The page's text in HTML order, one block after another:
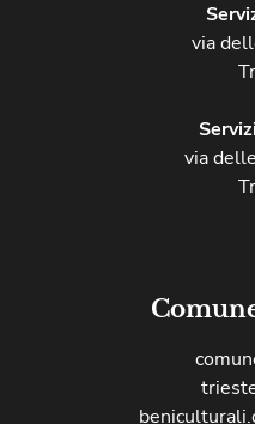
via
via